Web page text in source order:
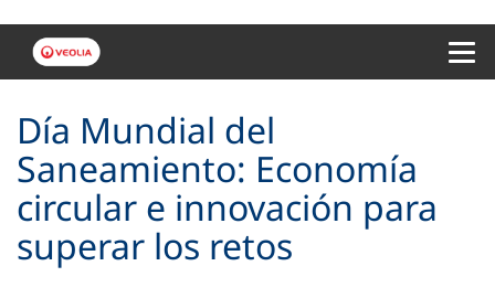
Día Mundial del
Saneamiento: Economía
circular e innovación para
superar los retos